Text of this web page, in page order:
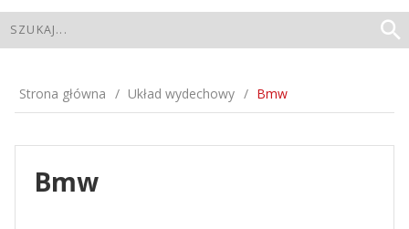
Strona główna Układ wydechowy Bmw
Bmw